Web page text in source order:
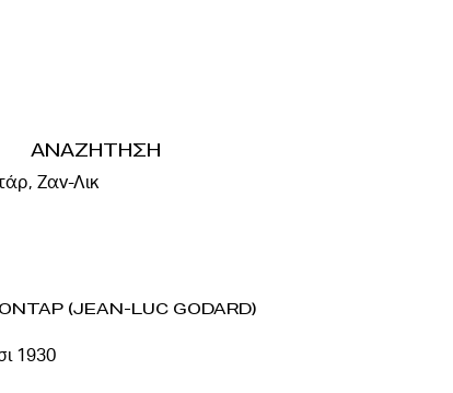
ΑΝΑΖΗΤΗΣΗ
Ζαν-Λικ
(Jean-Luc Godard)
1930